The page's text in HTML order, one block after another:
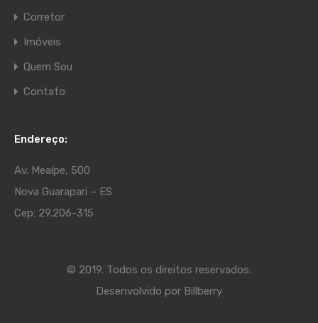
Corretor
Imóveis
Quem Sou
Contato
Endereço:
Av. Meaípe, 500
Nova Guarapari – ES
Cep: 29.206-315
© 2019. Todos os direitos reservados.
Desenvolvido por Billberry